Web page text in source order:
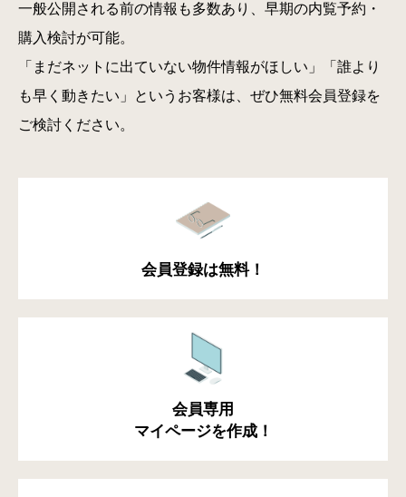
一般公開される前の情報も多数あり、早期の内覧予約・
購入検討が可能。
「まだネットに出ていない物件情報がほしい」「誰より
も早く動きたい」というお客様は、ぜひ無料会員登録を
ご検討ください。
会員登録は無料！
会員専用
マイページを作成！